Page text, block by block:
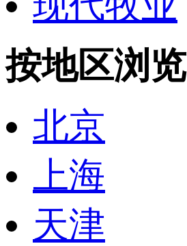
按地区浏览
北京
上海
天津